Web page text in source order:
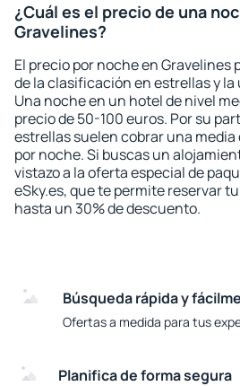
¿Cuál es el precio de una
Gravelines?
El precio por noche en Gravelines
de la clasificación en estrellas y
Una noche en un hotel de nivel
precio de 50-100 euros. Por su
estrellas suelen cobrar una media
por noche. Si buscas un
vistazo a la oferta especial de
eSky.es, que te permite reservar
hasta un 30% de descuento.
Búsqueda rápida y
Ofertas a medida para tus
Planifica de forma segura